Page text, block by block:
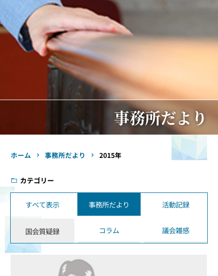
事務所だより
ホーム 事務所だより 2015年
カテゴリー
すべて表示 事務所だより 活動記録
国会質疑録 コラム 議会雑感